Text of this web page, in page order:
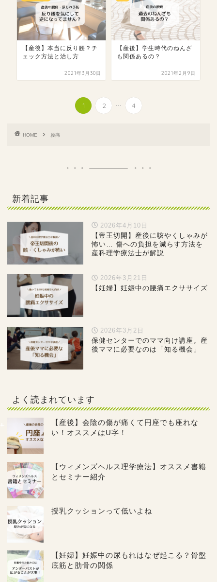
【産後】本当に反り腰？チ
ェック方法と治し方
2021年3月30日
【産後】学生時代のねんざ
も関係あるの？
2021年2月9日
1 2 ... 4
HOME 腰痛
新着記事
2026年4月10日
【帝王切開】産後に咳やくしゃみが
怖い… 傷への負担を減らす方法を
産科理学療法士が解説
2026年3月21日
【妊婦】妊娠中の腰痛エクササイズ
2026年3月2日
保健センターでのママ向け講座。産
後ママに必要なのは「知る機会」
よく読まれています
【産後】会陰の傷が痛くて円座でも座れな
い！オススメはU字！
【ウィメンズヘルス理学療法】オススメ書籍
とセミナー紹介
授乳クッションって低いよね
【妊婦】妊娠中の尿もれはなぜ起こる？骨盤
底筋と肋骨の関係